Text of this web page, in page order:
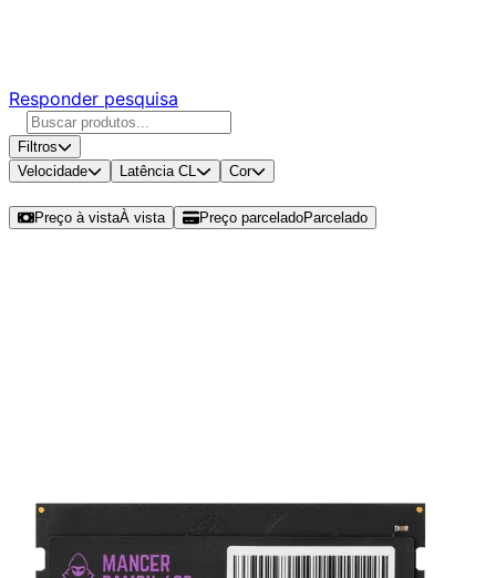
Responder pesquisa
Filtros
Velocidade
Latência CL Cor
Preço à vistaÀ vista Preço parceladoParcelado